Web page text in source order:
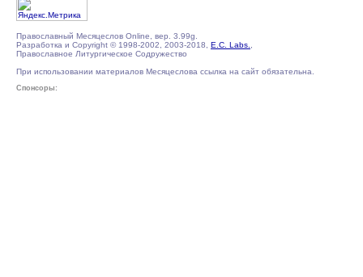
Православный Месяцеслов Online, вер. 3.99g.
Разработка и Copyright © 1998-2002, 2003-2018, E.C. Labs.
Православное Литургическое Содружество
При использовании материалов Месяцеслова ссылка на сайт обязательна.
Спонсоры: